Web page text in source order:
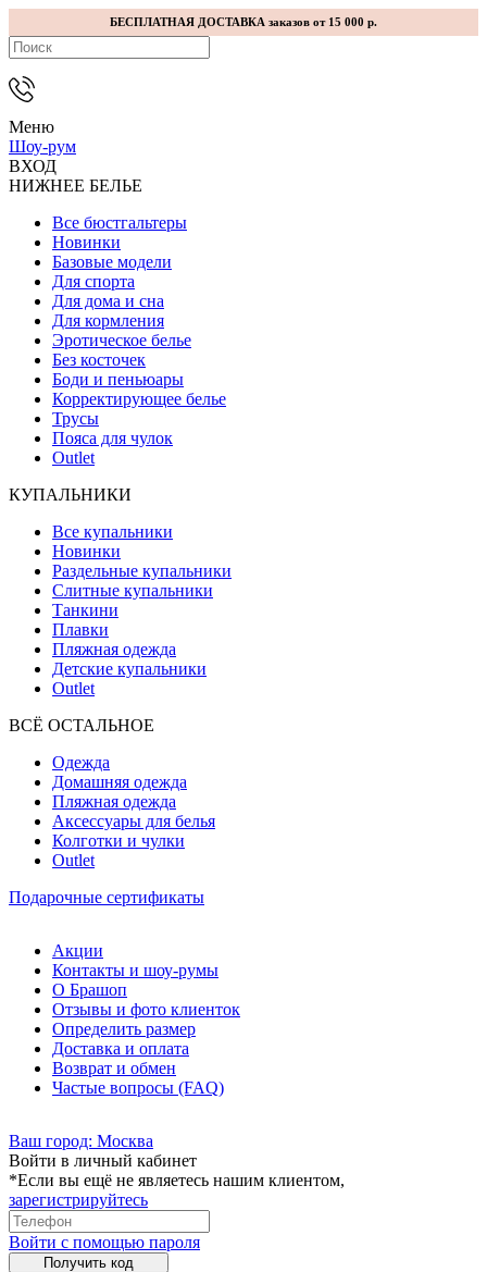
БЕСПЛАТНАЯ ДОСТАВКА заказов от 15 000 р.
Меню
Шоу-рум
ВХОД
НИЖНЕЕ БЕЛЬЕ
Все бюстгальтеры
Новинки
Базовые модели
Для спорта
Для дома и сна
Для кормления
Эротическое белье
Без косточек
Боди и пеньюары
Корректирующее белье
Трусы
Пояса для чулок
Outlet
КУПАЛЬНИКИ
Все купальники
Новинки
Раздельные купальники
Слитные купальники
Танкини
Плавки
Пляжная одежда
Детские купальники
Outlet
ВCЁ ОСТАЛЬНОЕ
Одежда
Домашняя одежда
Пляжная одежда
Аксессуары для белья
Колготки и чулки
Outlet
Подарочные сертификаты
Акции
Контакты и шоу-румы
О Брашоп
Отзывы и фото клиенток
Определить размер
Доставка и оплата
Возврат и обмен
Частые вопросы (FAQ)
Ваш город: Москва
Войти в личный кабинет
*Если вы ещё не являетесь нашим клиентом,
зарегистрируйтесь
Войти с помощью пароля
Получить код